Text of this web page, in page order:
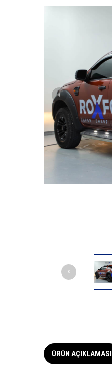
ÜRÜN AÇIKLAMASI